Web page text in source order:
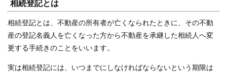
相続登記とは
相続登記とは、不動産の所有者が亡くなられたときに、その不動
産の登記名義人を亡くなった方から不動産を承継した相続人へ変
更する手続きのことをいいます。
実は相続登記には、いつまでにしなければならないという期限は